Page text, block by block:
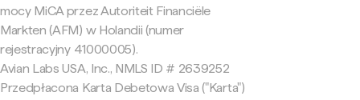
mocy MiCA przez Autoriteit Financiële
Markten (AFM) w Holandii (numer
rejestracyjny 41000005).
Avian Labs USA, Inc., NMLS ID # 2639252
Przedpłacona Karta Debetowa Visa ("Karta")